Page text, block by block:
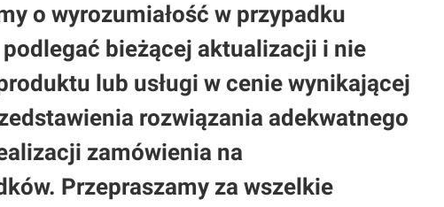
o wyrozumiałość w przypadku
bieżącej aktualizacji i nie
lub usługi w cenie wynikającej
rozwiązania adekwatnego
zamówienia na
Przepraszamy za wszelkie